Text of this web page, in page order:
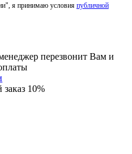
я принимаю условия публичной
перезвонит Вам и
10%